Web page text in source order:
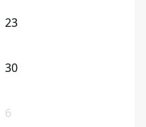
23
30
6